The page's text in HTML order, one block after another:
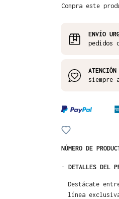
Compra este
ENVÍO
pedidos
siempre
NÚMERO DE
- DETALLES DEL
Destácate
línea